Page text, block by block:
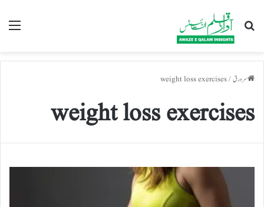
تلاش کریں
سرورق/
weight loss exercises
weight loss exercises